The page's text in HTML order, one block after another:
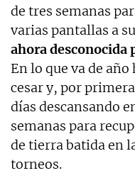
de tres semanas
varias pantallas a
ahora desconocida
En lo que va de
cesar y, por
días descansando
semanas para
de tierra batida en
torneos.